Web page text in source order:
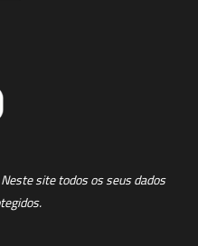
Neste site todos os seus dados